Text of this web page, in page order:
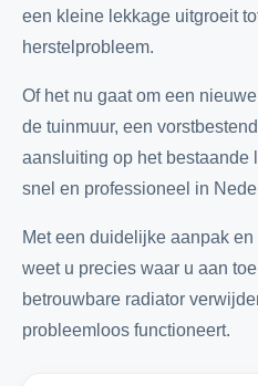
een kleine lekkage uitgroeit
herstelprobleem.
Of het nu gaat om een
de tuinmuur, een
aansluiting op het bestaande
snel en professioneel in
Met een duidelijke aanpak
weet u precies waar u aan
betrouwbare radiator
probleemloos functioneert.